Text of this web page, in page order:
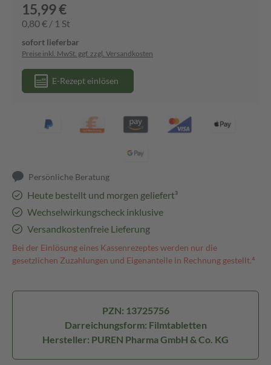
15,99 €
0,80 € / 1 St
sofort lieferbar
Preise inkl. MwSt. ggf. zzgl. Versandkosten
E-Rezept einlösen
Persönliche Beratung
Heute bestellt und morgen geliefert³
Wechselwirkungscheck inklusive
Versandkostenfreie Lieferung
Bei der Einlösung eines Kassenrezeptes werden nur die
gesetzlichen Zuzahlungen und Eigenanteile in Rechnung gestellt.⁴
PZN: 13725756
Darreichungsform: Filmtabletten
Hersteller: PUREN Pharma GmbH & Co. KG